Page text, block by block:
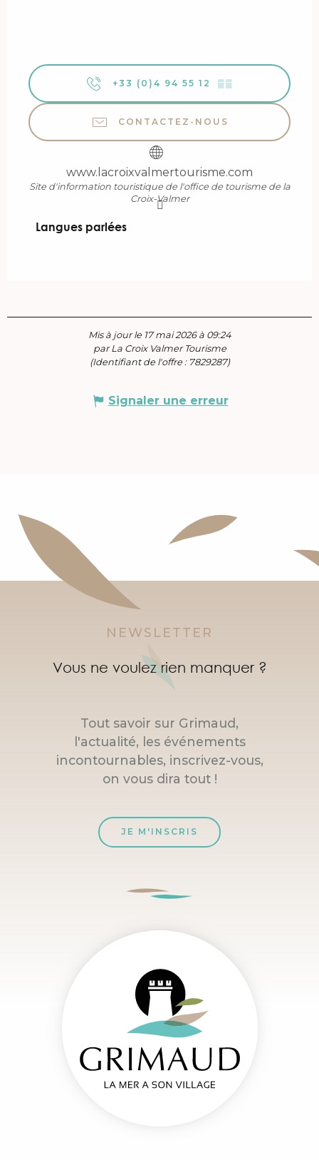
+33 (0)4 94 55 12 ▒▒
CONTACTEZ-NOUS
www.lacroixvalmertourisme.com
Site d'information touristique de l'office de tourisme de la
Croix-Valmer
Langues parlées
Langues parlées
Mis à jour le 17 mai 2026 à 09:24
par La Croix Valmer Tourisme
(Identifiant de l'offre : 7829287)
Signaler une erreur
NEWSLETTER
Vous ne voulez rien manquer ?
Tout savoir sur Grimaud,
l'actualité, les événements
incontournables, inscrivez-vous,
on vous dira tout !
JE M'INSCRIS